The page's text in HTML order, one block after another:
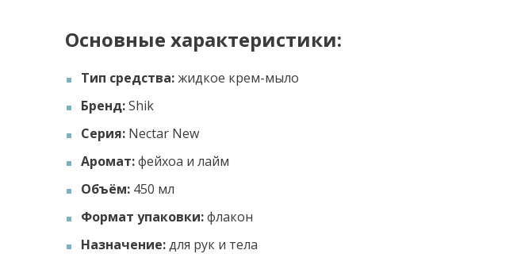
Основные характеристики:
Тип средства:жидкое крем-мыло
Бренд:Shik
Серия: Nectar New
Аромат:фейхоа и лайм
Объём: 450 мл
Формат упаковки:флакон
Назначение:для рук и тела